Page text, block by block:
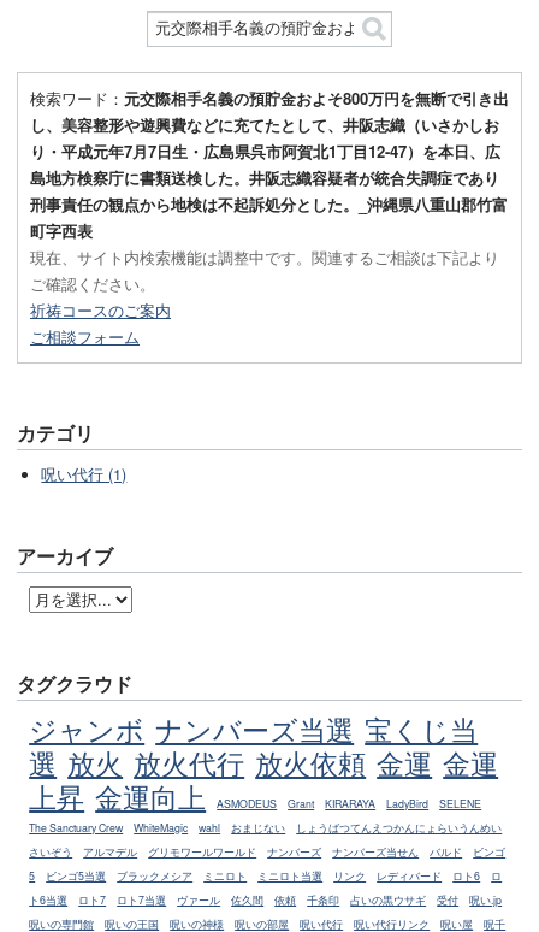
検索ワード： 元交際相手名義の預貯金およそ800万円を無断で引き出
し、美容整形や遊興費などに充てたとして、井阪志織（いさかしお
り・平成元年7月7日生・広島県呉市阿賀北1丁目12-47）を本日、広
島地方検察庁に書類送検した。井阪志織容疑者が統合失調症であり
刑事責任の観点から地検は不起訴処分とした。_沖縄県八重山郡竹富
町字西表
現在、サイト内検索機能は調整中です。関連するご相談は下記より
ご確認ください。
祈祷コースのご案内
ご相談フォーム
カテゴリ
呪い代行 (1)
アーカイブ
タグクラウド
ジャンボ ナンバーズ当選 宝くじ当
選 放火 放火代行 放火依頼 金運 金運
上昇 金運向上 ASMODEUS Grant KIRARAYA LadyBird
SELENE
The Sanctuary Crew
WhiteMagic wahl おまじない
しょうばつてんえつかんにょらいうんめい
さいぞう
アルマデル グリモワールワールド ナンバーズ ナンバーズ当せん バルド
ビンゴ
5
ビンゴ5当選 ブラックメシア ミニロト ミニロト当選 リンク レディバード ロト6
ロ
ト6当選
ロト7 ロト7当選 ヴァール 佐久間 依頼 千条印 占いの黒ウサギ 受付
呪い.jp
呪いの専門館
呪いの王国 呪いの神様 呪いの部屋 呪い代行 呪い代行リンク 呪い屋 呪千